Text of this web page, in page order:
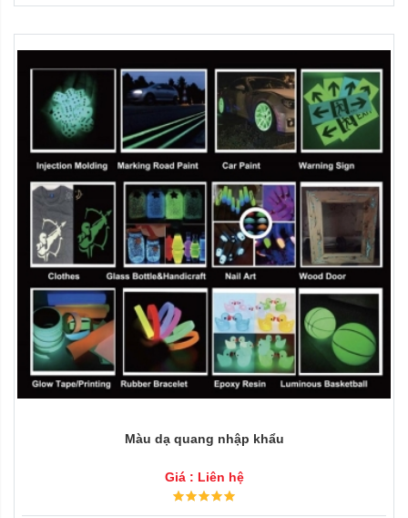
Màu dạ quang nhập khẩu
Giá : Liên hệ